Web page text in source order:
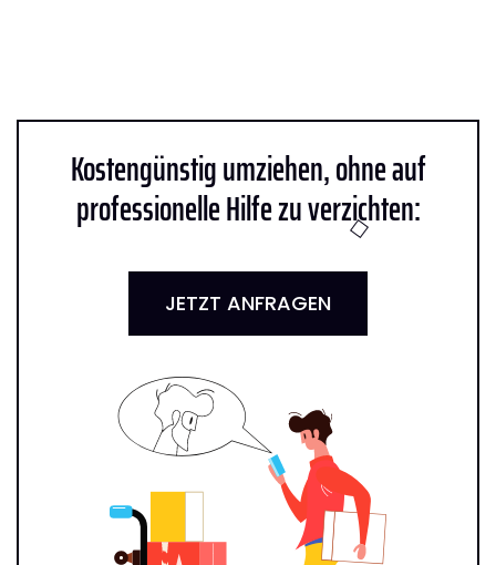
Kostengünstig umziehen, ohne auf
professionelle Hilfe zu verzichten:
JETZT ANFRAGEN